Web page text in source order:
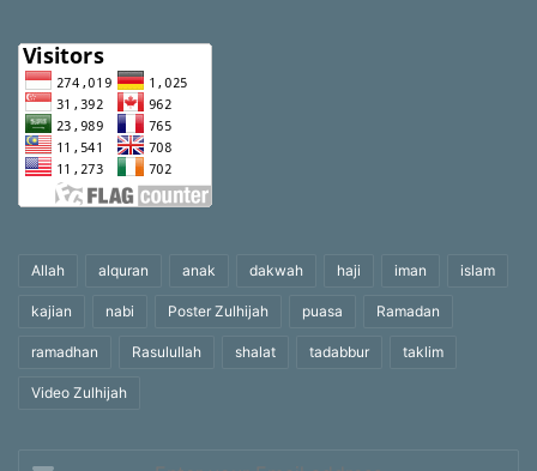
Allah alquran anak dakwah haji iman islam
kajian nabi Poster Zulhijah puasa Ramadan
ramadhan Rasulullah shalat tadabbur taklim
Video Zulhijah
Enter